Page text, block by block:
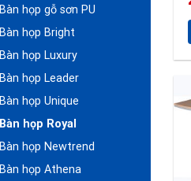
Bàn họp gỗ sơn PU
Bàn họp Bright
Bàn họp Luxury
Bàn họp Leader
Bàn họp Unique
Bàn họp Royal
Bàn họp Newtrend
Bàn họp Athena